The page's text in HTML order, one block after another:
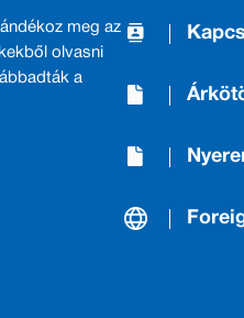
meg az
olvasni
a